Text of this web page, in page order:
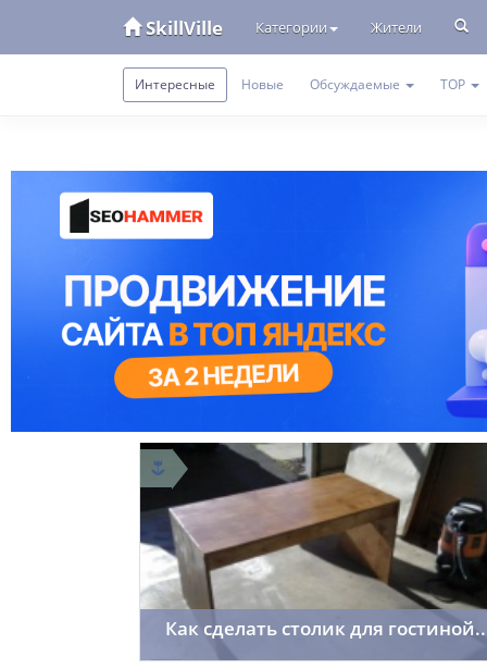
SkillVille Категории Жители
Интересные Новые Обсуждаемые TOP
Как сделать столик для